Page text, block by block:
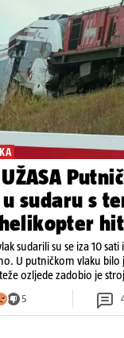
sudaru s
sudarili su se iza 10 sati
U putničkom vlaku bilo
ozljede zadobio je
sudara
5